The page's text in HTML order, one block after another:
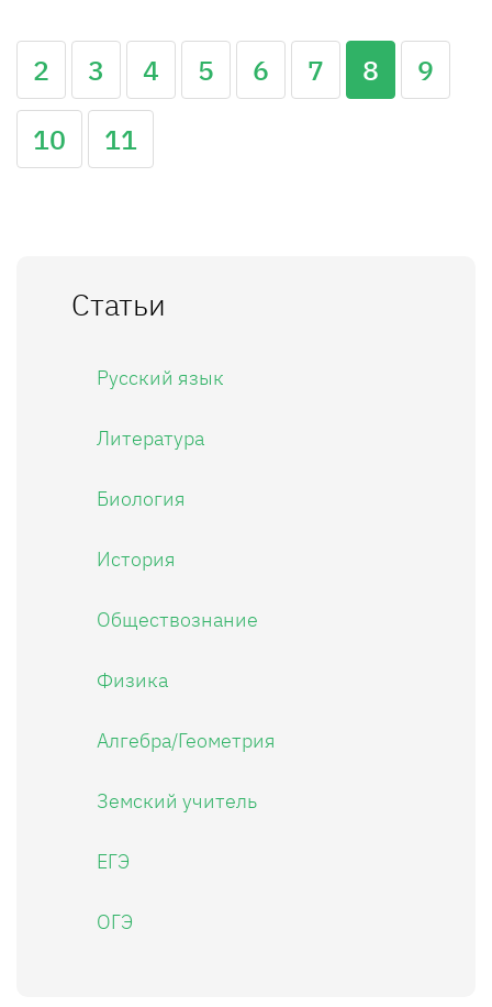
2 3 4 5 6 7 8
9
10
11
Статьи
Русский язык
Литература
Биология
История
Обществознание
Физика
Алгебра/Геометрия
Земский учитель
ЕГЭ
ОГЭ